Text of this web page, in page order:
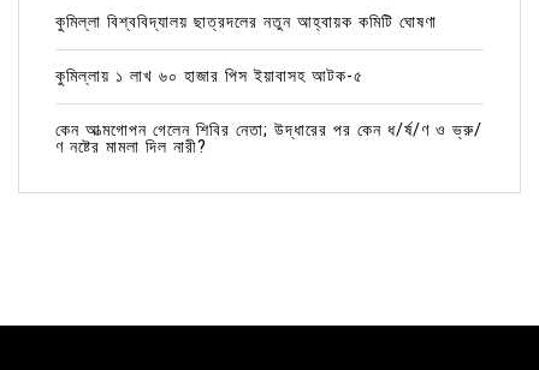
কুমিল্লা বিশ্ববিদ্যালয় ছাত্রদলের নতুন আহ্বায়ক কমিটি ঘোষণা
কুমিল্লায় ১ লাখ ৬০ হাজার পিস ইয়াবাসহ আটক-৫
কেন আত্মগোপন গেলেন শিবির নেতা; উদ্ধারের পর কেন ধ/র্ষ/ণ ও ভ্রু/
ণ নষ্টের মামলা দিল নারী?